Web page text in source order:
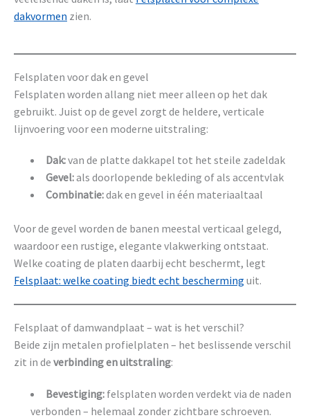
dakvormen zien.
Felsplaten voor dak en gevel
Felsplaten worden allang niet meer alleen op het dak
gebruikt. Juist op de gevel zorgt de heldere, verticale
lijnvoering voor een moderne uitstraling:
Dak:van de platte dakkapel tot het steile zadeldak
Gevel:als doorlopende bekleding of als accentvlak
Combinatie:dak en gevel in één materiaaltaal
Voor de gevel worden de banen meestal verticaal gelegd,
waardoor een rustige, elegante vlakwerking ontstaat.
Welke coating de platen daarbij echt beschermt, legt
Felsplaat: welke coating biedt echt bescherming uit.
Felsplaat of damwandplaat – wat is het verschil?
Beide zijn metalen profielplaten – het beslissende verschil
zit in de verbinding en uitstraling:
Bevestiging: felsplaten worden verdekt via de naden
verbonden – helemaal zonder zichtbare schroeven.